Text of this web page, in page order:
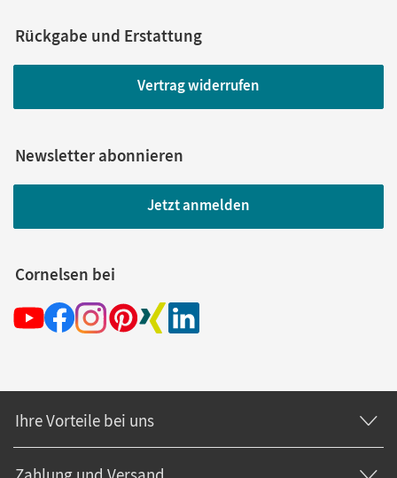
Rückgabe und Erstattung
Vertrag widerrufen
Newsletter abonnieren
Jetzt anmelden
Cornelsen bei
Ihre Vorteile bei uns